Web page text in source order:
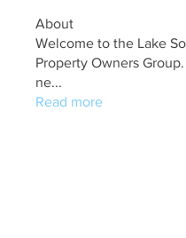
About
Welcome to the Lake
Property Owners
ne...
Read more